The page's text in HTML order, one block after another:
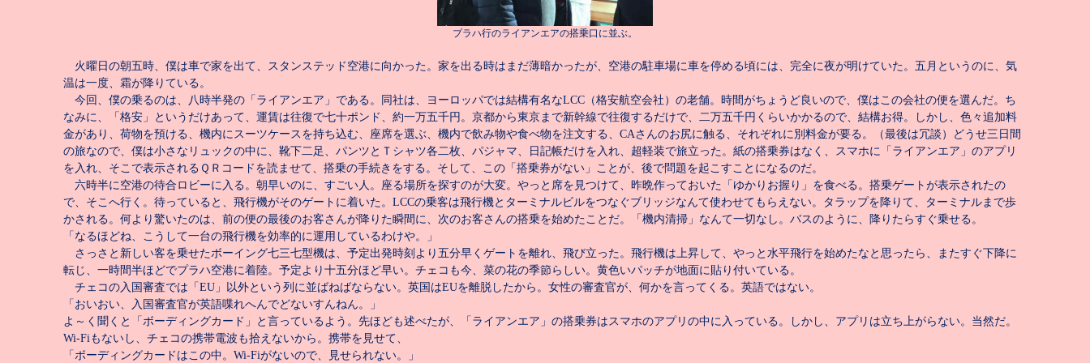
プラハ行のライアンエアの搭乗口に並ぶ。
火曜日の朝五時、僕は車で家を出て、スタンステッド空港に向かった。家を出る時はまだ薄暗かったが、空港の駐車場に車を停める頃には、完全に夜が明けていた。五月というのに、気
温は一度、霜が降りている。
今回、僕の乗るのは、八時半発の「ライアンエア」である。同社は、ヨーロッパでは結構有名なLCC （格安航空会社）の老舗。時間がちょうど良いので、僕はこの会社の便を選んだ。ち
なみに、「格安」というだけあって、運賃は往復で七十ポンド、約一万五千円。京都から東京まで新幹線で往復するだけで、二万五千円くらいかかるので、結構お得。しかし、色々追加料
金があり、荷物を預ける、機内にスーツケースを持ち込む、座席を選ぶ、機内で飲み物や食べ物を注文する、 CAさんのお尻に触る、それぞれに別料金が要る。（最後は冗談）どうせ三日間
の旅なので、僕は小さなリュックの中に、靴下二足、パンツとＴシャツ各二枚、パジャマ、日記帳だけを入れ、超軽装で旅立った。紙の搭乗券はなく、スマホに「ライアンエア」のアプリ
を入れ、そこで表示されるＱＲコードを読ませて、搭乗の手続きをする。そして、この「搭乗券がない」ことが、後で問題を起こすことになるのだ。
六時半に空港の待合ロビーに入る。朝早いのに、すごい人。座る場所を探すのが大変。やっと席を見つけて、昨晩作っておいた「ゆかりお握り」を食べる。搭乗ゲートが表示されたの
で、そこへ行く。待っていると、飛行機がそのゲートに着いた。 LCCの乗客は飛行機とターミナルビルをつなぐブリッジなんて使わせてもらえない。タラップを降りて、ターミナルまで歩
かされる。何より驚いたのは、前の便の最後のお客さんが降りた瞬間に、次のお客さんの搭乗を始めたことだ。「機内清掃」なんて一切なし。バスのように、降りたらすぐ乗せる。
「なるほどね、こうして一台の飛行機を効率的に運用しているわけや。」
さっさと新しい客を乗せたボーイング七三七型機は、予定出発時刻より五分早くゲートを離れ、飛び立った。飛行機は上昇して、やっと水平飛行を始めたなと思ったら、またすぐ下降に
転じ、一時間半ほどでプラハ空港に着陸。予定より十五分ほど早い。チェコも今、菜の花の季節らしい。黄色いパッチが地面に貼り付いている。
チェコの入国審査では「 EU 」以外という列に並ばねばならない。英国はEUを離脱したから。女性の審査官が、何かを言ってくる。英語ではない。
「おいおい、入国審査官が英語喋れへんでどないすんねん。」
よ～く聞くと「ボーディングカード」と言っているよう。先ほども述べたが、「ライアンエア」の搭乗券はスマホのアプリの中に入っている。しかし、アプリは立ち上がらない。当然だ。
Wi-Fiもないし、チェコの携帯電波も拾えないから。携帯を見せて、
「ボーディングカードはこの中。 Wi-Fiがないので、見せられない。」